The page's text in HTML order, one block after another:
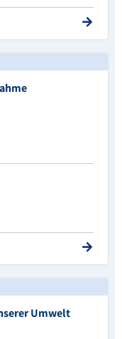
Umwelt